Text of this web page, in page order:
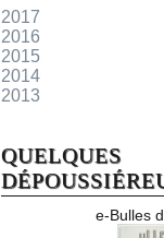
2017
2016
2015
2014
2013
QUELQUES
e-Bulles